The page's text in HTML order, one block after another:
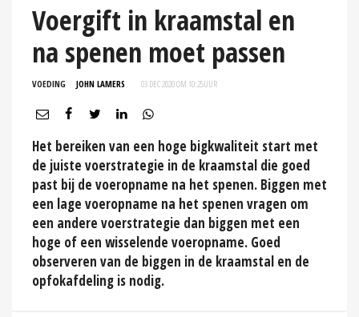
Voergift in kraamstal en
na spenen moet passen
VOEDING JOHN LAMERS 03 DEC 2020 OM 10:25UUR
Het bereiken van een hoge bigkwaliteit start met
de juiste voerstrategie in de kraamstal die goed
past bij de voeropname na het spenen. Biggen met
een lage voeropname na het spenen vragen om
een andere voerstrategie dan biggen met een
hoge of een wisselende voeropname. Goed
observeren van de biggen in de kraamstal en de
opfokafdeling is nodig.